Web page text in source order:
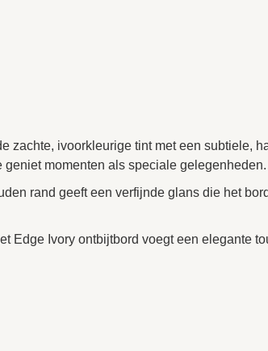
zachte, ivoorkleurige tint met een subtiele,
momenten als speciale gelegenheden.
rand geeft een verfijnde glans die het
Edge Ivory ontbijtbord voegt een elegante